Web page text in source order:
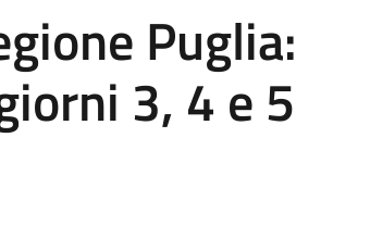
Puglia:
3, 4 e 5